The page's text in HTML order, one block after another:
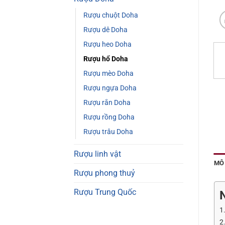
Rượu chuột Doha
Rượu dê Doha
Rượu heo Doha
Rượu hổ Doha
Rượu mèo Doha
Rượu ngựa Doha
Rượu rắn Doha
Rượu rồng Doha
Rượu trâu Doha
Rượu linh vật
Rượu phong thuỷ
Rượu Trung Quốc